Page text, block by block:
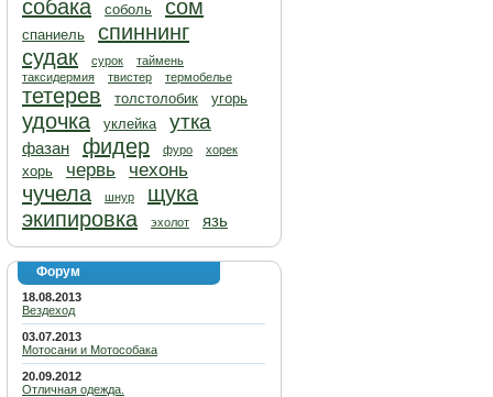
собака
соболь сом
спаниель
спиннинг
судак
сурок
таймень
таксидермия
твистер термобелье
тетерев толстолобик угорь
удочка уклейка утка
фазан фидер фуро хорек
хорь червь чехонь
чучела шнур
щука
экипировка
эхолот язь
Форум
18.08.2013
Вездеход
03.07.2013
Мотосани и Мотособака
20.09.2012
Отличная одежда.